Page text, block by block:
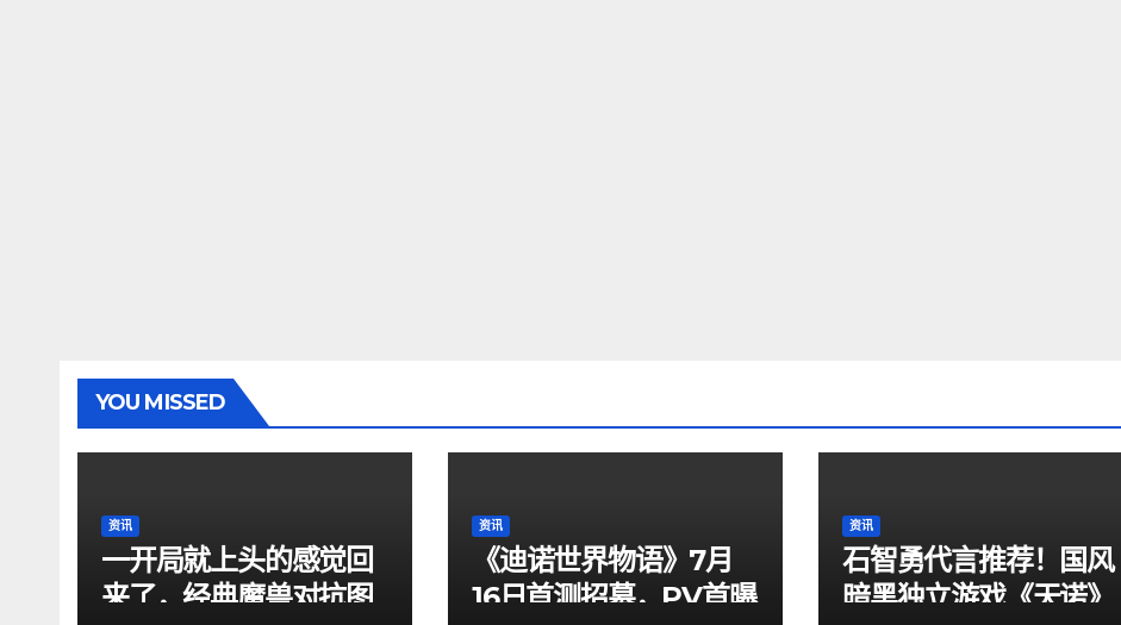
YOU MISSED
资讯
一开局就上头的感觉回
来了，经典魔兽对抗图
资讯
《迪诺世界物语》7月
16日首测招募，PV首曝
资讯
石智勇代言推荐！国风
暗黑独立游戏《天诺》